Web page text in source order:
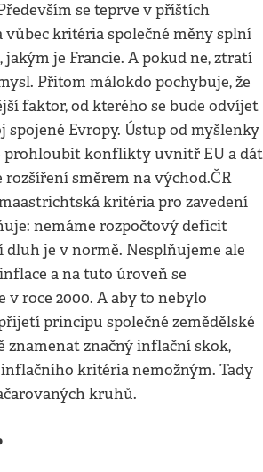
se teprve v příštích
vůbec kritéria společné měny splní
je Francie. A pokud ne, ztratí
Přitom málokdo pochybuje, že
faktor, od kterého se bude odvíjet
Evropy. Ústup od myšlenky
prohloubit konflikty uvnitř EU a dát
směrem na východ.ČR
kritéria pro zavedení
nemáme rozpočtový deficit
dluh je v normě. Nesplňujeme ale
a na tuto úroveň se
v roce 2000. A aby to nebylo
principu společné zemědělské
značný inflační skok,
kritéria nemožným. Tady
kruhů.